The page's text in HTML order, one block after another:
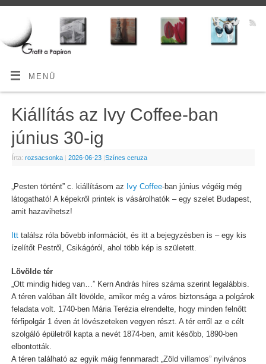
MENÜ
Kiállítás az Ivy Coffee-ban
június 30-ig
Írta: rozsacsonka | 2026-06-23 |Színes ceruza
„Pesten történt” c. kiállításom az Ivy Coffee-ban június végéig még
látogatható! A képekről printek is vásárolhatók – egy szelet Budapest,
amit hazavihetsz!
Itttalálsz róla bővebb információt, és itt a bejegyzésben is – egy kis
ízelítőt Pestről, Csikágóról, ahol több kép is született.
Lövölde tér
„Ott mindig hideg van…” Kern András híres száma szerint legalábbis.
A téren valóban állt lövölde, amikor még a város biztonsága a polgárok
feladata volt. 1740-ben Mária Terézia elrendelte, hogy minden felnőtt
férfipolgár 1 éven át lövészeteken vegyen részt. A tér erről az e célt
szolgáló épületről kapta a nevét 1874-ben, amit később, 1890-ben
elbontották.
A téren található az egyik máig fennmaradt „Zöld villamos” nyilvános